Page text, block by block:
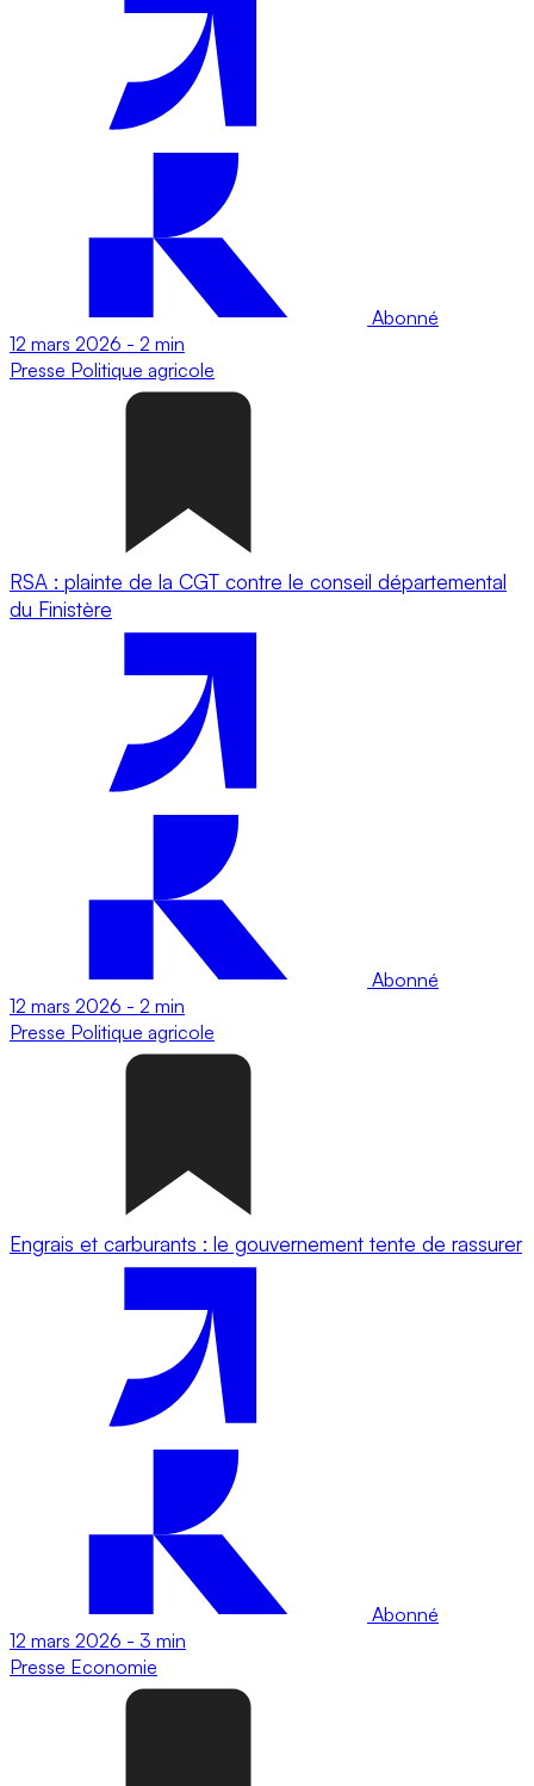
Abonné
12 mars 2026 - 2 min
Presse Politique agricole
RSA : plainte de la CGT contre le conseil départemental
du Finistère
Abonné
12 mars 2026 - 2 min
Presse Politique agricole
Engrais et carburants : le gouvernement tente de rassurer
Abonné
12 mars 2026 - 3 min
Presse Economie